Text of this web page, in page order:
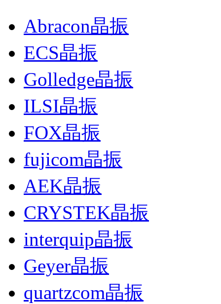
Abracon晶振
ECS晶振
Golledge晶振
ILSI晶振
FOX晶振
fujicom晶振
AEK晶振
CRYSTEK晶振
interquip晶振
Geyer晶振
quartzcom晶振